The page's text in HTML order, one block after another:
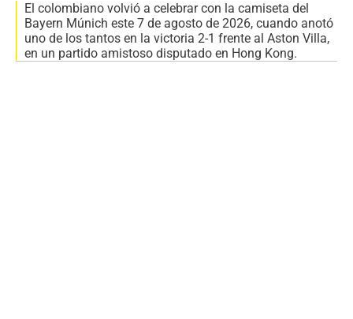
El colombiano volvió a celebrar con la camiseta del
Bayern Múnich este 7 de agosto de 2026, cuando anotó
uno de los tantos en la victoria 2-1 frente al Aston Villa,
en un partido amistoso disputado en Hong Kong.